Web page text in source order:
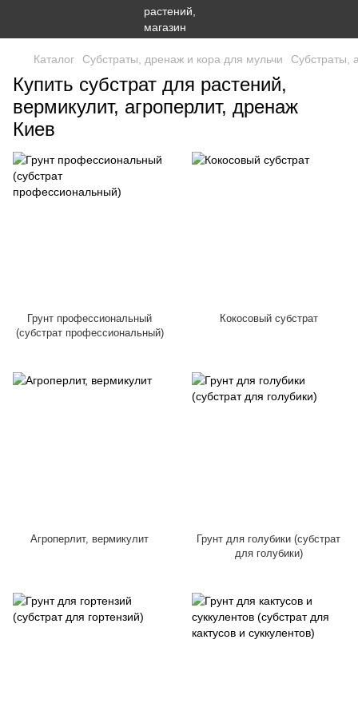
Каталог Субстраты, дренаж и кора для мульчи Субстраты,
Купить субстрат для растений,
вермикулит, агроперлит, дренаж
Киев
Грунт профессиональный
(субстрат профессиональный)
Кокосовый субстрат
Агроперлит, вермикулит
Грунт для голубики (субстрат
для голубики)